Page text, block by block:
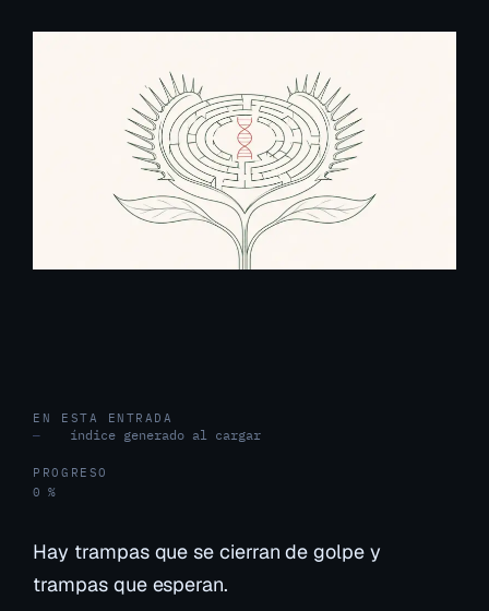
EN ESTA ENTRADA
—
índice generado al cargar
PROGRESO
0 %
Hay trampas que se cierran de golpe y
trampas que esperan.